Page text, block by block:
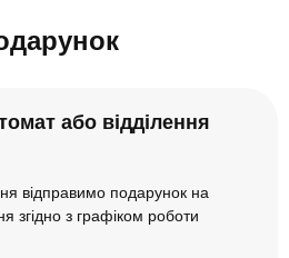
або відділення
відправимо подарунок на
згідно з графіком роботи